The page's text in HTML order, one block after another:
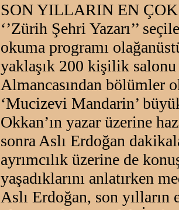
SON YILLARIN EN
‘’Zürih Şehri Yazarı’’
okuma programı
yaklaşık 200 kişilik
Almancasından bölümler
‘Mucizevi Mandarin’
Okkan’ın yazar üzerine
sonra Aslı Erdoğan
ayrımcılık üzerine de
yaşadıklarını anlatırken
Aslı Erdoğan, son yılların